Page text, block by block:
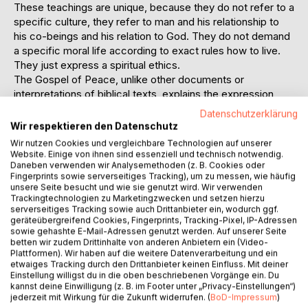
These teachings are unique, because they do not refer to a
specific culture, they refer to man and his relationship to
his co-beings and his relation to God. They do not demand
a specific moral life according to exact rules how to live.
They just express a spiritual ethics.
The Gospel of Peace, unlike other documents or
interpretations of biblical texts, explains the expression
“Heavenly Father” in a very deep meaning, also because of
the fact that it describes “the Earthly Mother” as well.
It does not mean that it proclaims a female God next to a
male God. We are still dealing with a monotheistic religion.
But in its divine dualism it does not exclude female
character in God, nor the female and maternal principle of
nature. Therefore it re-connects Christianity with obvious
and deeply experienced world views that can be found as
universal in all cultures and religions except the three
Thora-based Jewish, Christian and Muslim religions.
Let us just assume for a moment a Christianity that is not
denying but also worshipping the maternal aspects, not
only in some sick romanticisation of virginity and unearthly
“purity”, but in its obvious richness, abundance and fertility.
Datenschutzerklärung
Wir respektieren den Datenschutz
Wir nutzen Cookies und vergleichbare Technologien auf unserer
Website. Einige von ihnen sind essenziell und technisch notwendig.
Daneben verwenden wir Analysemethoden (z. B. Cookies oder
Fingerprints sowie serverseitiges Tracking), um zu messen, wie häufig
unsere Seite besucht und wie sie genutzt wird. Wir verwenden
Trackingtechnologien zu Marketingzwecken und setzen hierzu
serverseitiges Tracking sowie auch Drittanbieter ein, wodurch ggf.
geräteübergreifend Cookies, Fingerprints, Tracking-Pixel, IP-Adressen
sowie gehashte E-Mail-Adressen genutzt werden. Auf unserer Seite
betten wir zudem Drittinhalte von anderen Anbietern ein (Video-
Plattformen). Wir haben auf die weitere Datenverarbeitung und ein
etwaiges Tracking durch den Drittanbieter keinen Einfluss. Mit deiner
Einstellung willigst du in die oben beschriebenen Vorgänge ein. Du
kannst deine Einwilligung (z. B. im Footer unter „Privacy-Einstellungen“)
jederzeit mit Wirkung für die Zukunft widerrufen. (BoD-Impressum)